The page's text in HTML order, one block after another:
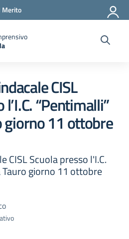
Merito
CISL
“Pentimalli”
giorno 11 ottobre
CISL Scuola presso l'I.C.
giorno 11 ottobre